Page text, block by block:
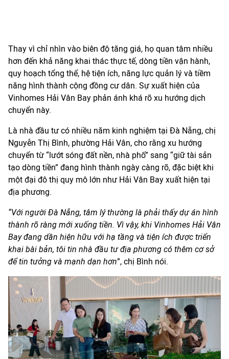
Thay vì chỉ nhìn vào biên độ tăng giá, họ quan tâm nhiều
hơn đến khả năng khai thác thực tế, dòng tiền vận hành,
quy hoạch tổng thể, hệ tiện ích, năng lực quản lý và tiềm
năng hình thành cộng đồng cư dân. Sự xuất hiện của
Vinhomes Hải Vân Bay phản ánh khá rõ xu hướng dịch
chuyển này.
Là nhà đầu tư có nhiều năm kinh nghiệm tại Đà Nẵng, chị
Nguyễn Thị Bình, phường Hải Vân, cho rằng xu hướng
chuyển từ “lướt sóng đất nền, nhà phố” sang “giữ tài sản
tạo dòng tiền” đang hình thành ngày càng rõ, đặc biệt khi
một đại đô thị quy mô lớn như Hải Vân Bay xuất hiện tại
địa phương.
“Với người Đà Nẵng, tâm lý thường là phải thấy dự án hình
thành rõ ràng mới xuống tiền. Vì vậy, khi Vinhomes Hải Vân
Bay đang dần hiện hữu với hạ tầng và tiện ích được triển
khai bài bản, tôi tin nhà đầu tư địa phương có thêm cơ sở
để tin tưởng và mạnh dạn hơn”, chị Bình nói.